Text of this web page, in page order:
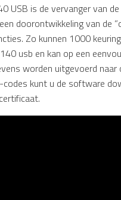
USB is de vervanger van
doorontwikkeling van de
Zo kunnen 1000
usb en kan op een
worden uitgevoerd
codes kunt u de software